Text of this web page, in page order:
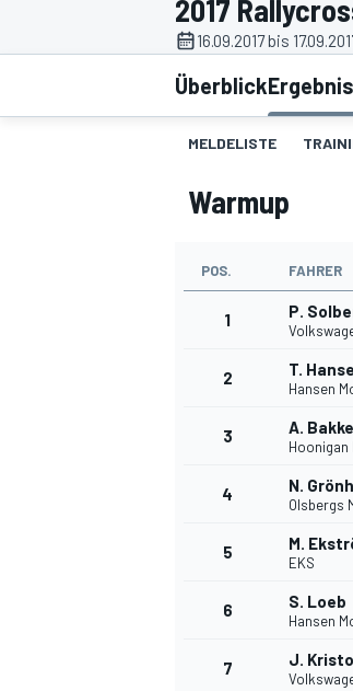
MOTOGP
2017
16.09.2017 bis
Überblick
MELDELISTE
Warmup
POS. FAHRER
1 P.
2 T.
Hansen
3 A.
Hoonigan
4 N.
Olsbergs
5 M.
EKS
6 S. Loeb
Hansen
7 J.